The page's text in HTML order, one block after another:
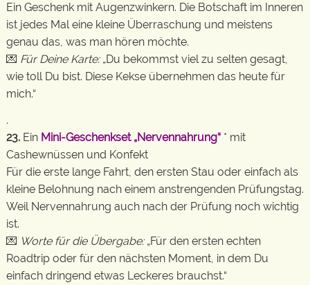
Ein Geschenk mit Augenzwinkern. Die Botschaft im Inneren
ist jedes Mal eine kleine Überraschung und meistens
genau das, was man hören möchte.
💌 Für Deine Karte:„Du bekommst viel zu selten gesagt,
wie toll Du bist. Diese Kekse übernehmen das heute für
mich.“
.
23. Ein Mini-Geschenkset „Nervennahrung“ * mit
Cashewnüssen und Konfekt
Für die erste lange Fahrt, den ersten Stau oder einfach als
kleine Belohnung nach einem anstrengenden Prüfungstag.
Weil Nervennahrung auch nach der Prüfung noch wichtig
ist.
💌 Worte für die Übergabe:„Für den ersten echten
Roadtrip oder für den nächsten Moment, in dem Du
einfach dringend etwas Leckeres brauchst.“